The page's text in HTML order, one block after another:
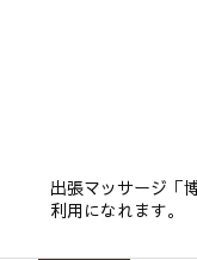
出張マッサージ「
利用になれます。